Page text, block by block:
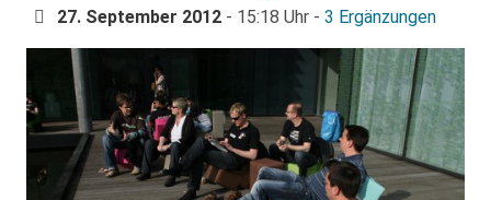
27. September 2012 - 15:18 Uhr - 3 Ergänzungen